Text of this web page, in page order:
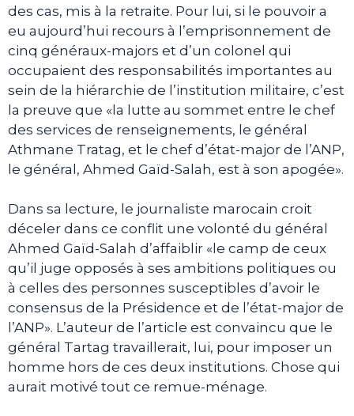
des cas, mis à la retraite. Pour lui, si le pouvoir a
eu aujourd’hui recours à l’emprisonnement de
cinq généraux-majors et d’un colonel qui
occupaient des responsabilités importantes au
sein de la hiérarchie de l’institution militaire, c’est
la preuve que «la lutte au sommet entre le chef
des services de renseignements, le général
Athmane Tratag, et le chef d’état-major de l’ANP,
le général, Ahmed Gaïd-Salah, est à son apogée».
Dans sa lecture, le journaliste marocain croit
déceler dans ce conflit une volonté du général
Ahmed Gaïd-Salah d’affaiblir «le camp de ceux
qu’il juge opposés à ses ambitions politiques ou
à celles des personnes susceptibles d’avoir le
consensus de la Présidence et de l’état-major de
l’ANP». L’auteur de l’article est convaincu que le
général Tartag travaillerait, lui, pour imposer un
homme hors de ces deux institutions. Chose qui
aurait motivé tout ce remue-ménage.